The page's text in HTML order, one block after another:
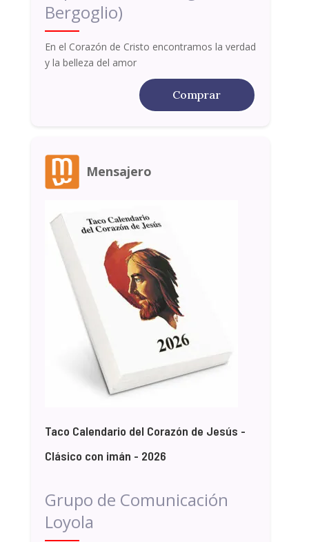
Bergoglio)
En el Corazón de Cristo encontramos la verdad
y la belleza del amor
Comprar
Mensajero
Taco Calendario del Corazón de Jesús -
Clásico con imán - 2026
Grupo de Comunicación
Loyola